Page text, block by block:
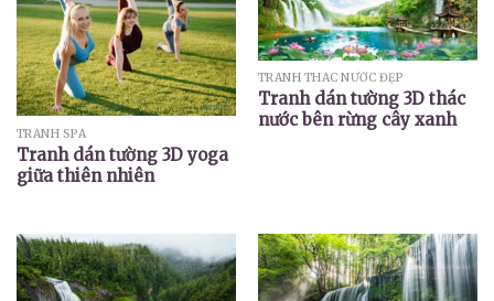
TRANH SPA
Tranh dán tường 3D yoga
giữa thiên nhiên
TRANH THÁC NƯỚC ĐẸP
Tranh dán tường 3D thác
nước bên rừng cây xanh